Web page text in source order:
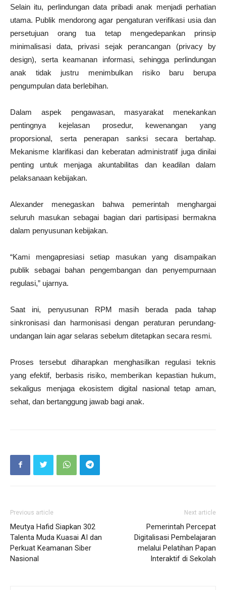
Selain itu, perlindungan data pribadi anak menjadi perhatian
utama. Publik mendorong agar pengaturan verifikasi usia dan
persetujuan orang tua tetap mengedepankan prinsip
minimalisasi data, privasi sejak perancangan (privacy by
design), serta keamanan informasi, sehingga perlindungan
anak tidak justru menimbulkan risiko baru berupa
pengumpulan data berlebihan.
Dalam aspek pengawasan, masyarakat menekankan
pentingnya kejelasan prosedur, kewenangan yang
proporsional, serta penerapan sanksi secara bertahap.
Mekanisme klarifikasi dan keberatan administratif juga dinilai
penting untuk menjaga akuntabilitas dan keadilan dalam
pelaksanaan kebijakan.
Alexander menegaskan bahwa pemerintah menghargai
seluruh masukan sebagai bagian dari partisipasi bermakna
dalam penyusunan kebijakan.
“Kami mengapresiasi setiap masukan yang disampaikan
publik sebagai bahan pengembangan dan penyempurnaan
regulasi,” ujarnya.
Saat ini, penyusunan RPM masih berada pada tahap
sinkronisasi dan harmonisasi dengan peraturan perundang-
undangan lain agar selaras sebelum ditetapkan secara resmi.
Proses tersebut diharapkan menghasilkan regulasi teknis
yang efektif, berbasis risiko, memberikan kepastian hukum,
sekaligus menjaga ekosistem digital nasional tetap aman,
sehat, dan bertanggung jawab bagi anak.
Previous article
Meutya Hafid Siapkan 302
Talenta Muda Kuasai AI dan
Perkuat Keamanan Siber
Nasional
Next article
Pemerintah Percepat
Digitalisasi Pembelajaran
melalui Pelatihan Papan
Interaktif di Sekolah